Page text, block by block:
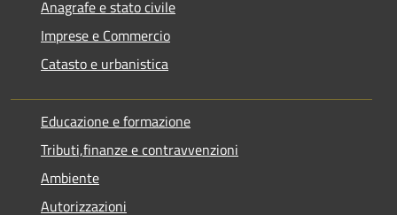
Anagrafe e stato civile
Imprese e Commercio
Catasto e urbanistica
Educazione e formazione
Tributi,finanze e contravvenzioni
Ambiente
Autorizzazioni